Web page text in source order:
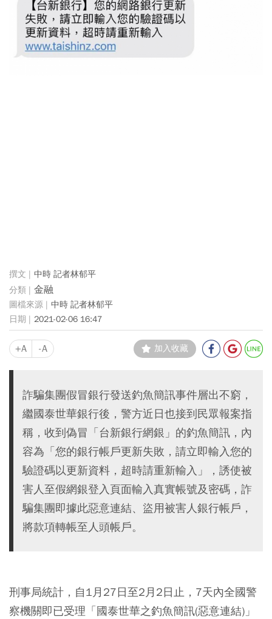
中時 記者林郁平
金融
中時 記者林郁平
2021-02-06 16:47
+A -A 加入收藏
詐騙集團假冒銀行發送釣魚簡訊事件層出不窮，
繼國泰世華銀行後，警方近日也接到民眾報案指
稱，收到偽冒「台新銀行網銀」的釣魚簡訊，內
容為「您的銀行帳戶更新失敗，請立即輸入您的
驗證碼以更新資料，超時請重新輸入」，誘使被
害人至假網銀登入頁面輸入真實帳號及密碼，詐
騙集團即據此惡意連結、盜用被害人銀行帳戶，
將款項轉帳至人頭帳戶。
刑事局統計，自1月27日至2月2日止，7天內全國警
察機關即已受理「國泰世華之釣魚簡訊(惡意連結)」